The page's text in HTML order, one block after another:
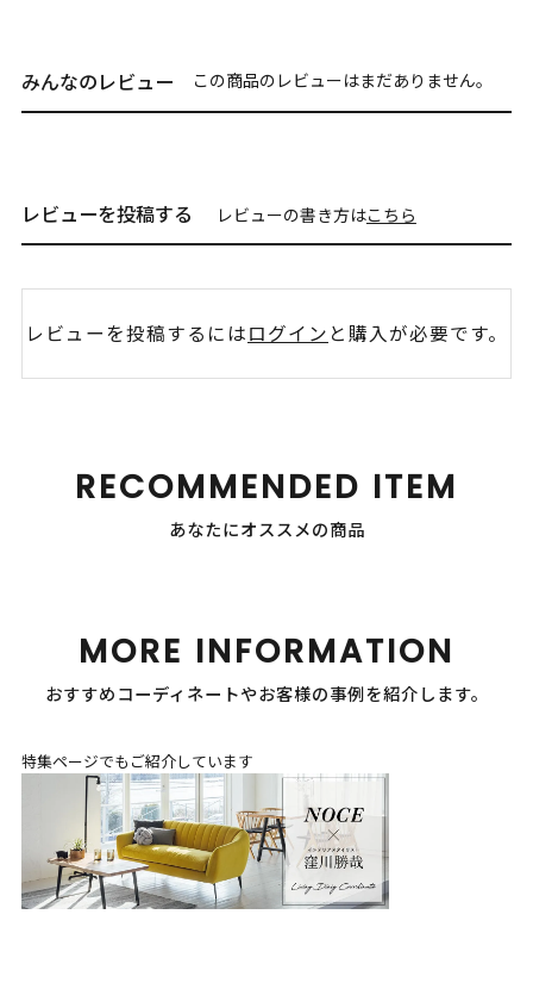
みんなのレビュー この商品のレビューはまだありません。
レビューを投稿する レビューの書き方はこちら
レビューを投稿するにはログイン と購入が必要です。
RECOMMENDED ITEM
あなたにオススメの商品
MORE INFORMATION
おすすめコーディネートやお客様の事例を紹介します。
特集ページでもご紹介しています